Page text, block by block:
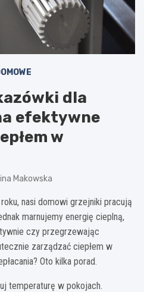
dla
efektywne
w
Makowska
nasi domowi grzejniki pracują
marnujemy energię cieplną,
czy przegrzewając
zarządzać ciepłem w
Oto kilka porad.
temperaturę w pokojach.